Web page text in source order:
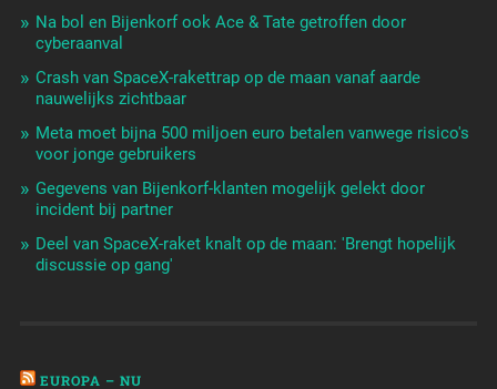
Na bol en Bijenkorf ook Ace & Tate getroffen door
cyberaanval
Crash van SpaceX-rakettrap op de maan vanaf aarde
nauwelijks zichtbaar
Meta moet bijna 500 miljoen euro betalen vanwege risico's
voor jonge gebruikers
Gegevens van Bijenkorf-klanten mogelijk gelekt door
incident bij partner
Deel van SpaceX-raket knalt op de maan: 'Brengt hopelijk
discussie op gang'
EUROPA – NU